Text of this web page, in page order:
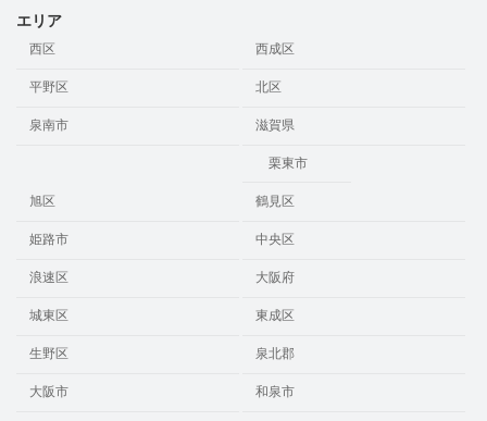
エリア
西区 西成区
平野区 北区
泉南市 滋賀県
栗東市
旭区 鶴見区
姫路市 中央区
浪速区 大阪府
城東区 東成区
生野区 泉北郡
大阪市 和泉市